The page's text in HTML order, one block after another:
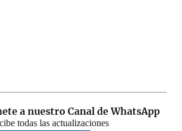
a nuestro Canal de WhatsApp
todas las actualizaciones